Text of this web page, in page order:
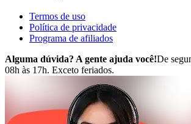
Termos de uso
Política de privacidade
Programa de afiliados
Alguma dúvida? A gente ajuda você!De
08h às 17h. Exceto feriados.